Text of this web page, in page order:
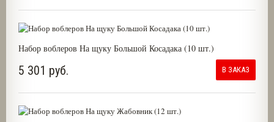
Набор воблеров На щуку Большой Косадака (10 шт.)
5 301 руб. В ЗАКАЗ